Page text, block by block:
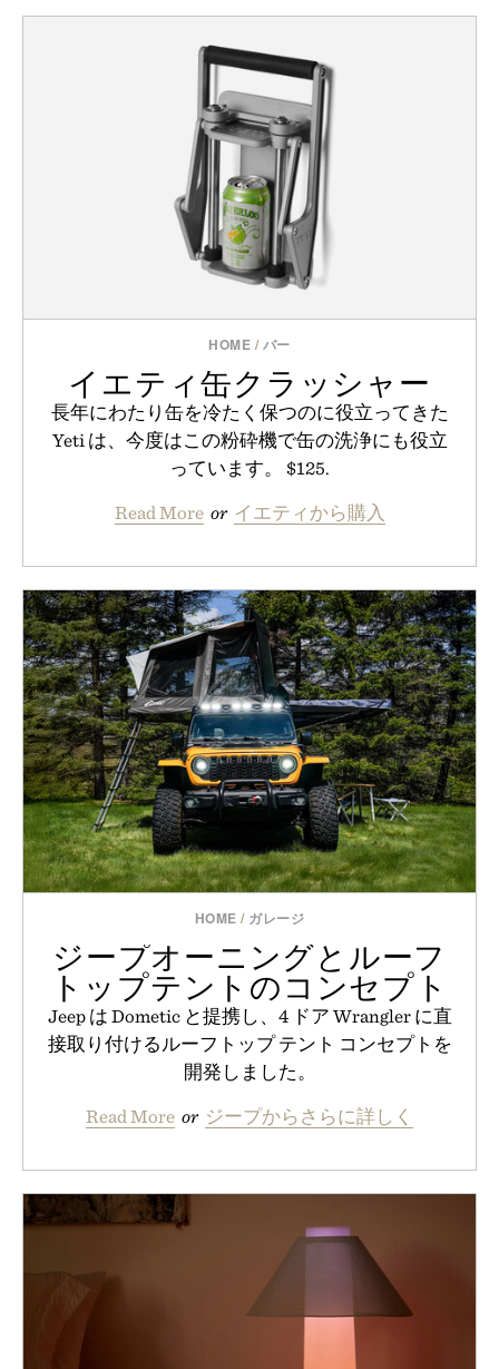
HOME / バー
イエティ缶クラッシャー
長年にわたり缶を冷たく保つのに役立ってきた
Yeti は、今度はこの粉砕機で缶の洗浄にも役立
っています。 $125.
Read More or イエティから購入
HOME / ガレージ
ジープオーニングとルーフ
トップテントのコンセプト
Jeep は Dometic と提携し、4 ドア Wrangler に直
接取り付けるルーフトップ テント コンセプトを
開発しました。
Read More or ジープからさらに詳しく